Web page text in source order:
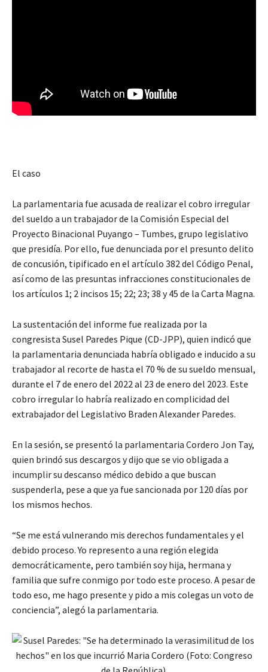
El caso
La parlamentaria fue acusada de realizar el cobro irregular
del sueldo a un trabajador de la Comisión Especial del
Proyecto Binacional Puyango – Tumbes, grupo legislativo
que presidía. Por ello, fue denunciada por el presunto delito
de concusión, tipificado en el artículo 382 del Código Penal,
así como de las presuntas infracciones constitucionales de
los artículos 1; 2 incisos 15; 22; 23; 38 y 45 de la Carta Magna.
La sustentación del informe fue realizada por la
congresista Susel Paredes Pique (CD-JPP), quien indicó que
la parlamentaria denunciada habría obligado e inducido a su
trabajador al recorte de hasta el 70 % de su sueldo mensual,
durante el 7 de enero del 2022 al 23 de enero del 2023. Este
cobro irregular lo habría realizado en complicidad del
extrabajador del Legislativo Braden Alexander Paredes.
En la sesión, se presentó la parlamentaria Cordero Jon Tay,
quien brindó sus descargos y dijo que se vio obligada a
incumplir su descanso médico debido a que buscan
suspenderla, pese a que ya fue sancionada por 120 días por
los mismos hechos.
“Se me está vulnerando mis derechos fundamentales y el
debido proceso. Yo represento a una región elegida
democráticamente, pero también soy hija, hermana y
familia que sufre conmigo por todo este proceso. A pesar de
todo eso, me hago presente y pido a mis colegas un voto de
conciencia”, alegó la parlamentaria.